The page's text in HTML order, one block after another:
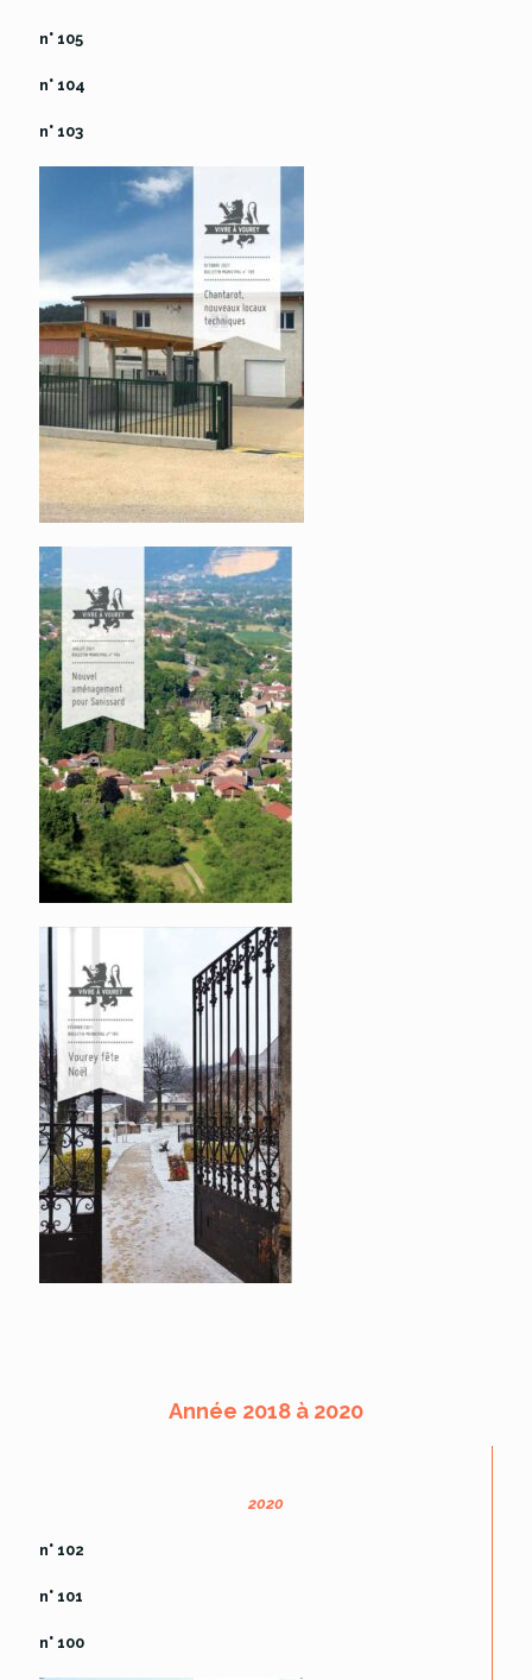
n° 105
n° 104
n° 103
Année 2018 à 2020
2020
n° 102
n° 101
n° 100